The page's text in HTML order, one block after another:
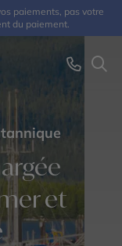
paiements, pas votre
du paiement.
et